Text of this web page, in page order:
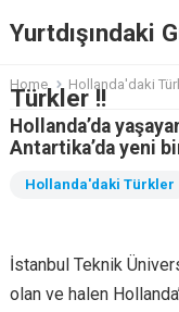
Yurtdışındaki
Türkler !!
Home Hollanda'daki
Hollanda’da
Antartika’da yeni
Hollanda'daki Türkler
İstanbul Teknik
olan ve halen